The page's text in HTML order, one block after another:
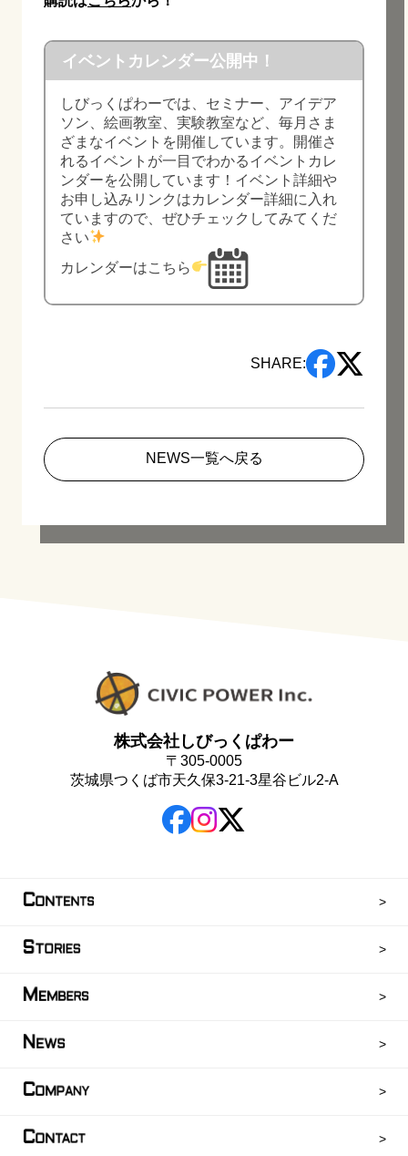
イベントカレンダー公開中！
しびっくぱわーでは、セミナー、アイデア
ソン、絵画教室、実験教室など、毎月さま
ざまなイベントを開催しています。開催さ
れるイベントが一目でわかるイベントカレ
ンダーを公開しています！イベント詳細や
お申し込みリンクはカレンダー詳細に入れ
ていますので、ぜひチェックしてみてくだ
さい
カレンダーはこちら
SHARE:
NEWS一覧へ戻る
株式会社しびっくぱわー
〒305-0005
茨城県つくば市天久保3-21-3星谷ビル2-A
CONTENTS
STORIES
M EMBERS
N EWS
COMPANY
CONTACT